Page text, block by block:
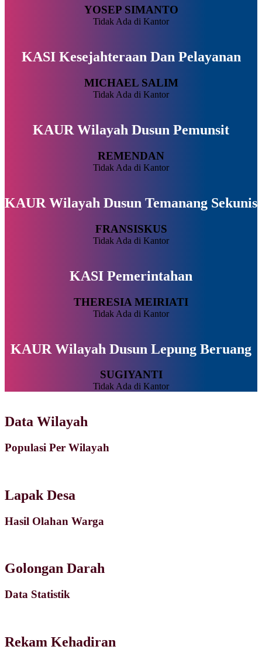
YOSEP SIMANTO
Tidak Ada di Kantor
KASI Kesejahteraan Dan Pelayanan
MICHAEL SALIM
Tidak Ada di Kantor
KAUR Wilayah Dusun Pemunsit
REMENDAN
Tidak Ada di Kantor
KAUR Wilayah Dusun Temanang Sekunis
FRANSISKUS
Tidak Ada di Kantor
KASI Pemerintahan
THERESIA MEIRIATI
Tidak Ada di Kantor
KAUR Wilayah Dusun Lepung Beruang
SUGIYANTI
Tidak Ada di Kantor
Data Wilayah
Populasi Per Wilayah
Lapak Desa
Hasil Olahan Warga
Golongan Darah
Data Statistik
Rekam Kehadiran